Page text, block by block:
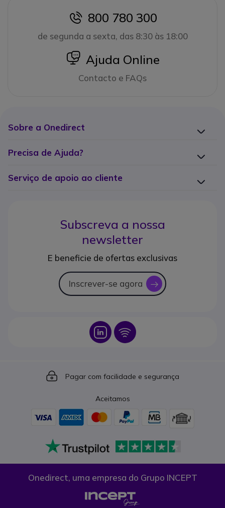
icon
800 780 300
de segunda a sexta, das 8:30 às 18:00
icon
Ajuda Online
Contacto e FAQs
Sobre a Onedirect
Precisa de Ajuda?
Serviço de apoio ao cliente
Subscreva a nossa
newsletter
E beneficie de ofertas exclusivas
Inscrever-se agora icon
Icon Icon
Icon
Pagar com facilidade e segurança
Aceitamos
Onedirect, uma empresa do Grupo INCEPT